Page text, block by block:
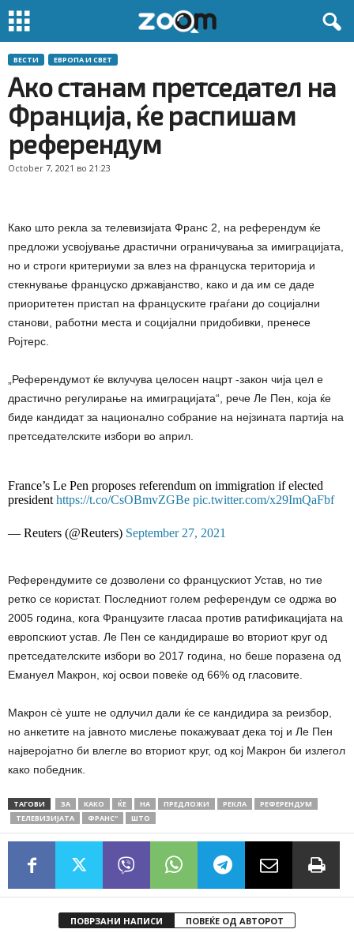
ВЕСТИ ЕВРОПА И СВЕТ
Ако станам претседател на
Франција, ќе распишам
референдум
October 7, 2021 во 21:23
Како што рекла за телевизијата Франс 2, на референдум ќе
предложи усвојување драстични ограничувања за имиграцијата,
но и строги критериуми за влез на француска територија и
стекнување француско државјанство, како и да им се даде
приоритетен пристап на француските граѓани до социјални
станови, работни места и социјални придобивки, пренесе
Ројтерс.
„Референдумот ќе вклучува целосен нацрт -закон чија цел е
драстично регулирање на имиграцијата“, рече Ле Пен, која ќе
биде кандидат за национално собрание на нејзината партија на
претседателските избори во април.
France’s Le Pen proposes referendum on immigration if elected
president https://t.co/CsOBmvZGBe pic.twitter.com/x29ImQaFbf
— Reuters (@Reuters) September 27, 2021
Референдумите се дозволени со францускиот Устав, но тие
ретко се користат. Последниот голем референдум се одржа во
2005 година, кога Французите гласаа против ратификацијата на
европскиот устав. Ле Пен се кандидираше во вториот круг од
претседателските избори во 2017 година, но беше поразена од
Емануел Макрон, кој освои повеќе од 66% од гласовите.
Макрон сѐ уште не одлучил дали ќе се кандидира за реизбор,
но анкетите на јавното мислење покажуваат дека тој и Ле Пен
најверојатно би влегле во вториот круг, од кој Макрон би излегол
како победник.
ТАГОВИ ЗА КАКО ЌЕ НА ПРЕДЛОЖИ РЕКЛА
РЕФЕРЕНДУМ
ТЕЛЕВИЗИЈАТА
ФРАНС“ ШТО
ПОВРЗАНИ НАПИСИ ПОВЕЌЕ ОД АВТОРОТ